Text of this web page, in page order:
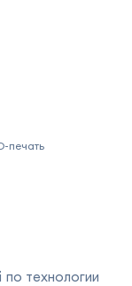
печать
технологии